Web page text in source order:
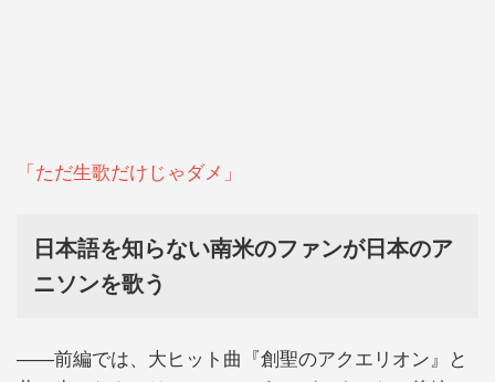
「ただ生歌だけじゃダメ」
日本語を知らない南米のファンが日本のア
ニソンを歌う
――前編では、大ヒット曲『創聖のアクエリオン』と